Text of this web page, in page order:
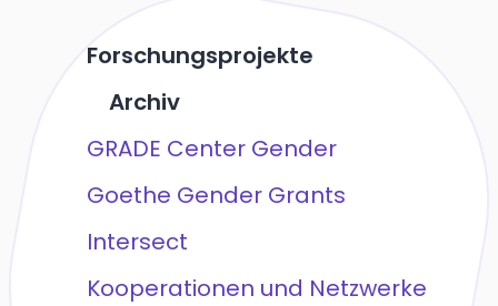
Forschungsprojekte
Archiv
GRADE Center Gender
Goethe Gender Grants
Intersect
Kooperationen und Netzwerke